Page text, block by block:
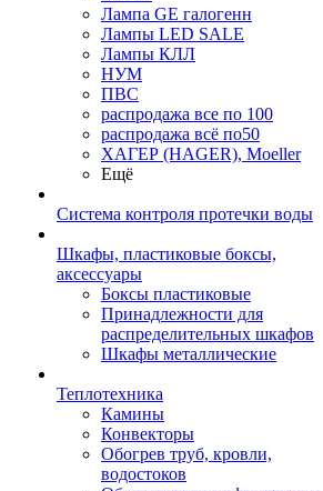
Лампа GE галогенн
Лампы LED SALE
Лампы КЛЛ
НУМ
ПВС
распродажа все по 100
распродажа всё по50
ХАГЕР (HAGER), Moeller
Ещё
Система контроля протечки воды
Шкафы, пластиковые боксы,
аксессуары
Боксы пластиковые
Принадлежности для
распределительных шкафов
Шкафы металлические
Теплотехника
Камины
Конвекторы
Обогрев труб, кровли,
водостоков